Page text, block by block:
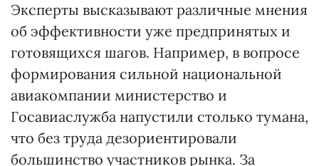
Эксперты высказывают различные мнения
об эффективности уже предпринятых и
готовящихся шагов. Например, в вопросе
формирования сильной национальной
авиакомпании министерство и
Госавиаслужба напустили столько тумана,
что без труда дезориентировали
большинство участников рынка. За